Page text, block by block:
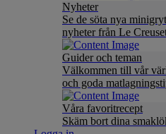
Nyheter
Se de söta nya
nyheter från Le
Guider och teman
Välkommen till vår
och goda
Våra favoritrecept
Skäm bort dina